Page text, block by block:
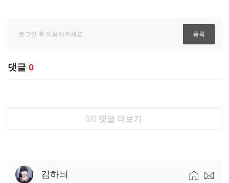
댓글 0
0/0 댓글 더보기
김하늬